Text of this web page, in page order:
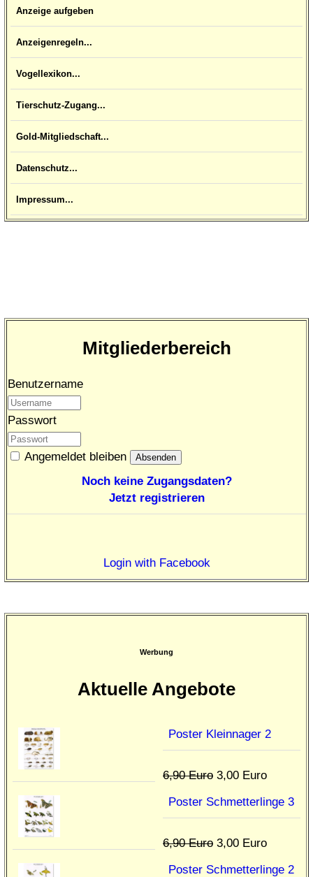
Anzeige aufgeben
Anzeigenregeln...
Vogellexikon...
Tierschutz-Zugang...
Gold-Mitgliedschaft...
Datenschutz...
Impressum...
Mitgliederbereich
Benutzername
Passwort
Angemeldet bleiben
Noch keine Zugangsdaten?
Jetzt registrieren
Login with Facebook
Werbung
Aktuelle Angebote
Poster Kleinnager 2
6,90 Euro 3,00 Euro
Poster Schmetterlinge 3
6,90 Euro 3,00 Euro
Poster Schmetterlinge 2